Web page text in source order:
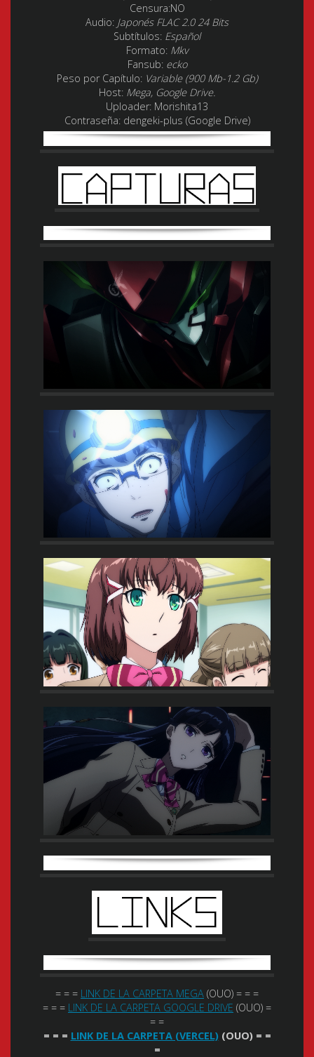
Censura:NO
Audio: Japonés FLAC 2.0 24 Bits
Subtítulos: Español
Formato: Mkv
Fansub: ecko
Peso por Capítulo: Variable (900 Mb-1.2 Gb)
Host: Mega, Google Drive.
Uploader: Morishita13
Contraseña: dengeki-plus (Google Drive)
= = = LINK DE LA CARPETA MEGA (OUO) = = =
= = = LINK DE LA CARPETA GOOGLE DRIVE (OUO) =
= =
= = = LINK DE LA CARPETA (VERCEL) (OUO) = =
=